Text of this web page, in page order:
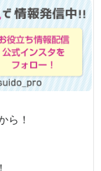
ら！